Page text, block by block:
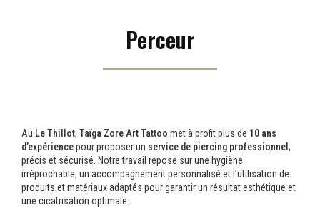
Perceur
Au Le Thillot, Taïga Zore Art Tattoo met à profit plus de 10 ans
d’expériencepour proposer un service de piercing professionnel ,
précis et sécurisé. Notre travail repose sur une hygiène
irréprochable, un accompagnement personnalisé et l’utilisation de
produits et matériaux adaptés pour garantir un résultat esthétique et
une cicatrisation optimale.